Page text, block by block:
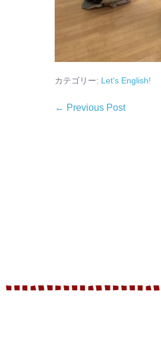
カテゴリー: Let's English!
← Previous Post